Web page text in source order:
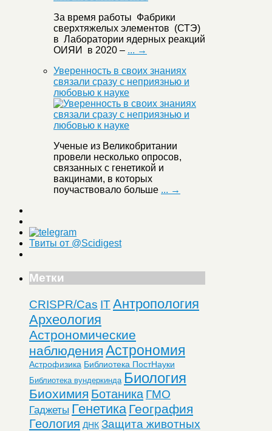
За время работы Фабрики
сверхтяжелых элементов (СТЭ)
в Лаборатории ядерных реакций
ОИЯИ в 2020 – ... →
Уверенность в своих знаниях
связали сразу с неприязнью и
любовью к науке
Ученые из Великобритании
провели несколько опросов,
связанных с генетикой и
вакцинами, в которых
поучаствовало больше ... →
Твиты от @Scidigest
Метки
CRISPR/Cas ITАнтропология
Археология
Астрономические
наблюдения Астрономия
Астрофизика Библиотека ПостНауки
Библиотека вундеркинда Биология
Биохимия Ботаника ГМО
Гаджеты Генетика География
Геология ДНК Защита животных